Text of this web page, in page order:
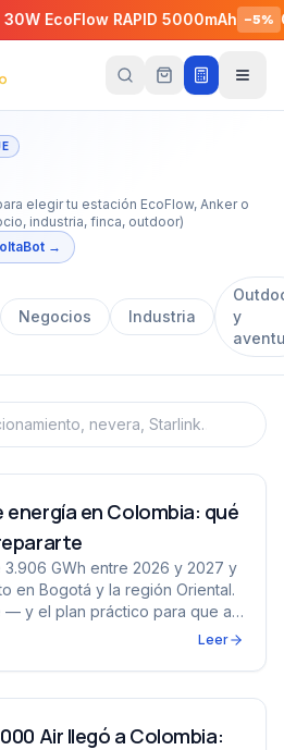
RAPID 5000mAh −5%
elegir tu estación EcoFlow, Anker o
industria, finca, outdoor)
→
Negocios Industria
y
en Colombia: qué dice XM y
en Colombia: qué
GWh entre 2026 y 2027 y
en Bogotá y la región Oriental.
— y el plan práctico para que a
Leer
Air llegó a Colombia: análisis
Air llegó a Colombia: